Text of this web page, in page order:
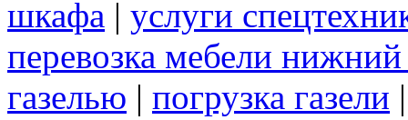
шкафа | услуги
перевозка мебели
газелью | погрузка газели